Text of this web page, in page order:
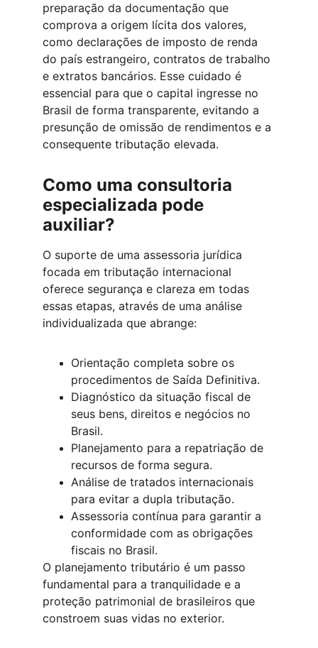
preparação da documentação que
comprova a origem lícita dos valores,
como declarações de imposto de renda
do país estrangeiro, contratos de trabalho
e extratos bancários. Esse cuidado é
essencial para que o capital ingresse no
Brasil de forma transparente, evitando a
presunção de omissão de rendimentos e a
consequente tributação elevada.
Como uma consultoria
especializada pode
auxiliar?
O suporte de uma assessoria jurídica
focada em tributação internacional
oferece segurança e clareza em todas
essas etapas, através de uma análise
individualizada que abrange:
Orientação completa sobre os
procedimentos de Saída Definitiva.
Diagnóstico da situação fiscal de
seus bens, direitos e negócios no
Brasil.
Planejamento para a repatriação de
recursos de forma segura.
Análise de tratados internacionais
para evitar a dupla tributação.
Assessoria contínua para garantir a
conformidade com as obrigações
fiscais no Brasil.
O planejamento tributário é um passo
fundamental para a tranquilidade e a
proteção patrimonial de brasileiros que
constroem suas vidas no exterior.